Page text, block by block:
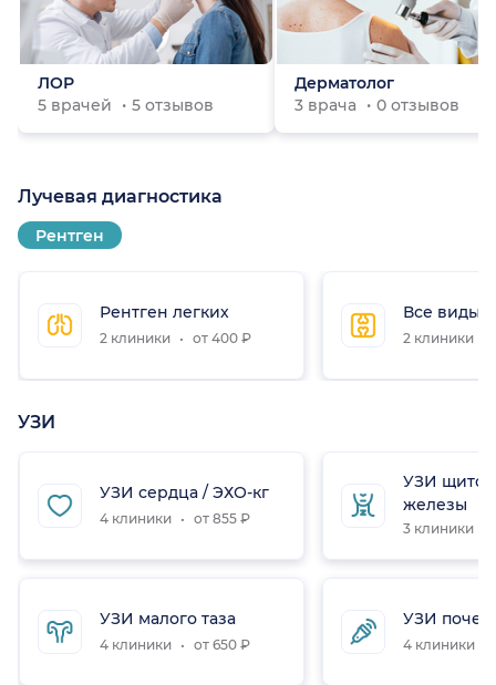
ЛОР
5 врачей
5 отзывов
Дерматолог
3 врача
0 отзывов
Лучевая диагностика
Рентген
Рентген легких
2 клиники от 400 ₽
Все виды
2 клиники
УЗИ
УЗИ сердца / ЭХО-кг
4 клиники от 855 ₽
УЗИ малого таза
4 клиники от 650 ₽
УЗИ
железы
3 клиники
УЗИ почек
4 клиники